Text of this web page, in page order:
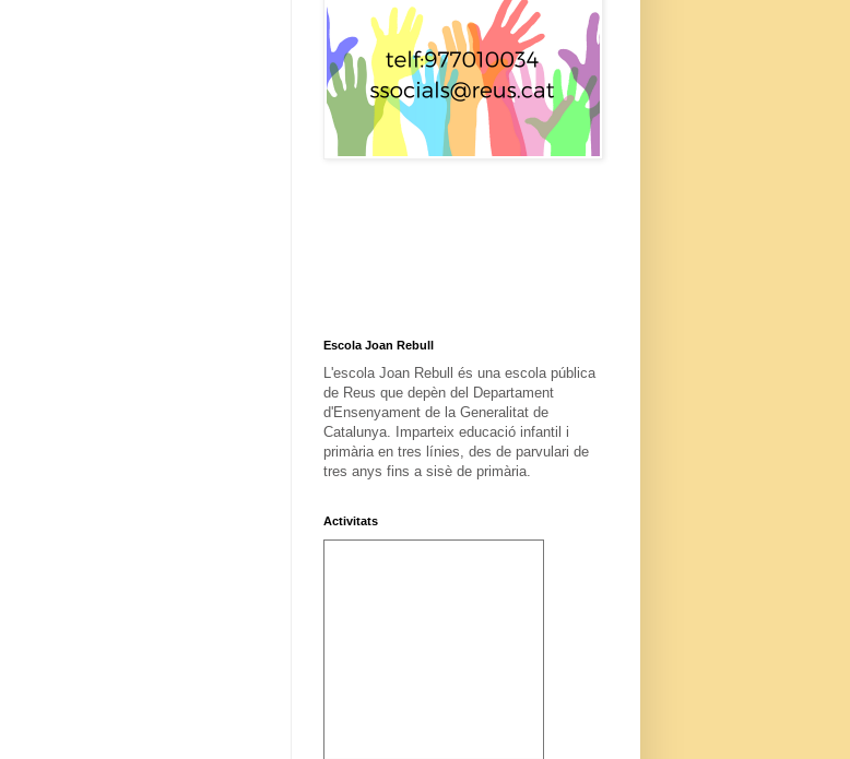
Escola Joan Rebull
L'escola Joan Rebull és una escola pública
de Reus que depèn del Departament
d'Ensenyament de la Generalitat de
Catalunya. Imparteix educació infantil i
primària en tres línies, des de parvulari de
tres anys fins a sisè de primària.
Activitats